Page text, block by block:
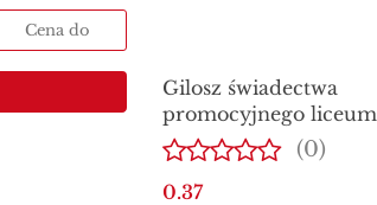
Gilosz świadectwa
promocyjnego liceum
ogólnokształcącego
(0)
0.37